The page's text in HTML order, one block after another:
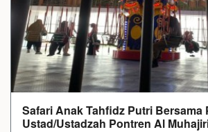
Safari Anak Tahfidz Putri Bersama
Ustad/Ustadzah Pontren Al